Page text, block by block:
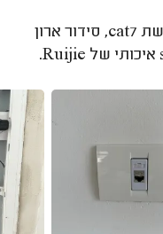
התקנה של 8 נקודות רשת cat7, סידור ארון